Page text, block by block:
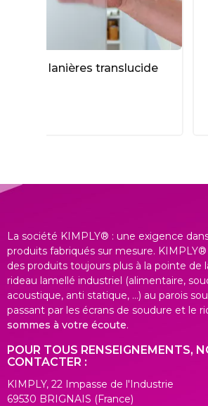
Lanière PVC 3mm
La société KIMPLY® : une exigence
produits fabriqués sur mesure.
des produits toujours plus à la pointe de
rideau lamellé industriel (alimentaire,
acoustique, anti statique, ...) au parois
passant par les écrans de soudure et le
sommes à votre écoute.
POUR TOUS RENSEIGNEMENTS,
CONTACTER :
KIMPLY, 22 Impasse de l'Industrie
69530 BRIGNAIS (France)